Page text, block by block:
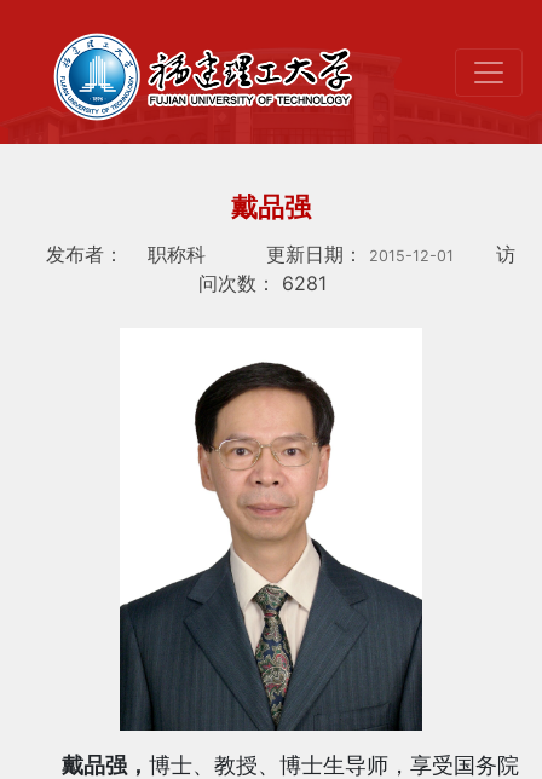
戴品强
发布者： 职称科 更新日期： 2015-12-01
访
问次数： 6281
戴品强， 博士、教授、博士生导师，享受国务院